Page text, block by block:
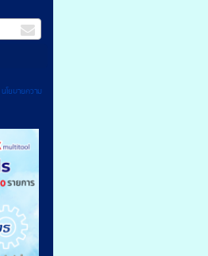
นโยบายความ